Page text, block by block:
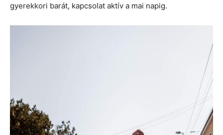
gyerekkori barát, kapcsolat aktív a mai napig.